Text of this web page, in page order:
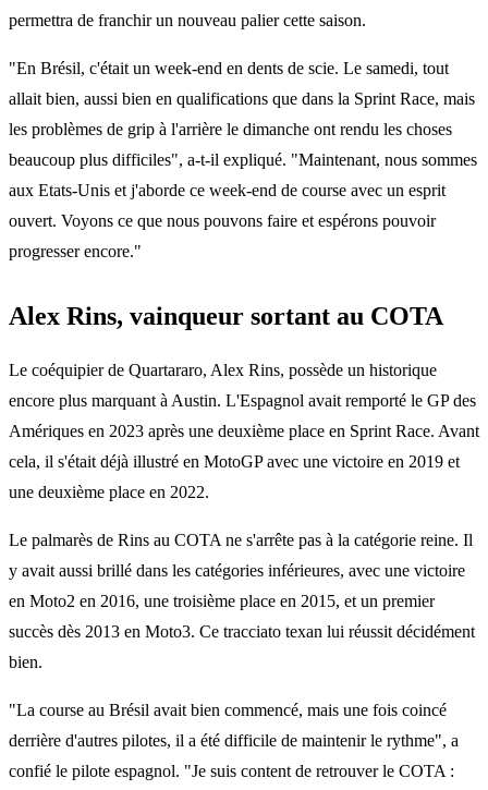
permettra de franchir un nouveau palier cette saison.
"En Brésil, c'était un week-end en dents de scie. Le samedi, tout
allait bien, aussi bien en qualifications que dans la Sprint Race, mais
les problèmes de grip à l'arrière le dimanche ont rendu les choses
beaucoup plus difficiles", a-t-il expliqué. "Maintenant, nous sommes
aux Etats-Unis et j'aborde ce week-end de course avec un esprit
ouvert. Voyons ce que nous pouvons faire et espérons pouvoir
progresser encore."
Alex Rins, vainqueur sortant au COTA
Le coéquipier de Quartararo, Alex Rins, possède un historique
encore plus marquant à Austin. L'Espagnol avait remporté le GP des
Amériques en 2023 après une deuxième place en Sprint Race. Avant
cela, il s'était déjà illustré en MotoGP avec une victoire en 2019 et
une deuxième place en 2022.
Le palmarès de Rins au COTA ne s'arrête pas à la catégorie reine. Il
y avait aussi brillé dans les catégories inférieures, avec une victoire
en Moto2 en 2016, une troisième place en 2015, et un premier
succès dès 2013 en Moto3. Ce tracciato texan lui réussit décidément
bien.
"La course au Brésil avait bien commencé, mais une fois coincé
derrière d'autres pilotes, il a été difficile de maintenir le rythme", a
confié le pilote espagnol. "Je suis content de retrouver le COTA :